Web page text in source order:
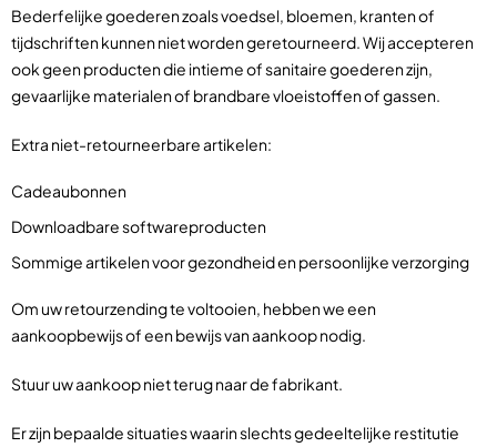
Bederfelijke goederen zoals voedsel, bloemen, kranten of
tijdschriften kunnen niet worden geretourneerd. Wij accepteren
ook geen producten die intieme of sanitaire goederen zijn,
gevaarlijke materialen of brandbare vloeistoffen of gassen.
Extra niet-retourneerbare artikelen:
Cadeaubonnen
Downloadbare softwareproducten
Sommige artikelen voor gezondheid en persoonlijke verzorging
Om uw retourzending te voltooien, hebben we een
aankoopbewijs of een bewijs van aankoop nodig.
Stuur uw aankoop niet terug naar de fabrikant.
Er zijn bepaalde situaties waarin slechts gedeeltelijke restitutie